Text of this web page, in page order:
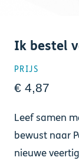
Ik bestel
PRIJS
€ 4,87
Leef samen
bewust naar
nieuwe